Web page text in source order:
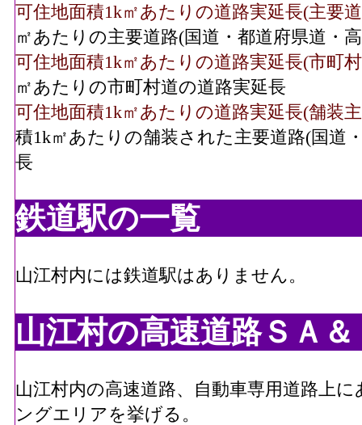
可住地面積1k㎡あたりの道路実延長(主要
㎡あたりの主要道路(国道・都道府県道・
可住地面積1k㎡あたりの道路実延長(市町
㎡あたりの市町村道の道路実延長
可住地面積1k㎡あたりの道路実延長(舗装
積1k㎡あたりの舗装された主要道路(国道
長
鉄道駅の一覧
山江村内には鉄道駅はありません。
山江村の高速道路ＳＡ
山江村内の高速道路、自動車専用道路上
ングエリアを挙げる。